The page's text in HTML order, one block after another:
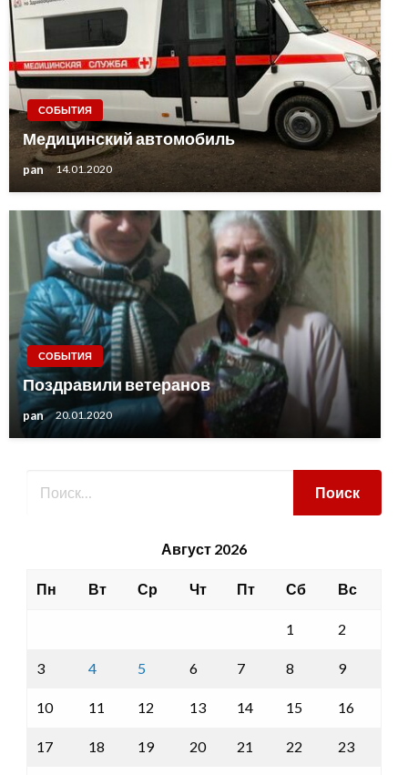
СОБЫТИЯ
Медицинский автомобиль
pan 14.01.2020
СОБЫТИЯ
Поздравили ветеранов
pan 20.01.2020
Август 2026
Пн Вт Ср Чт Пт Сб Вс
1 2
3 4 5 6 7 8 9
10 11 12 13 14 15 16
17 18 19 20 21 22 23